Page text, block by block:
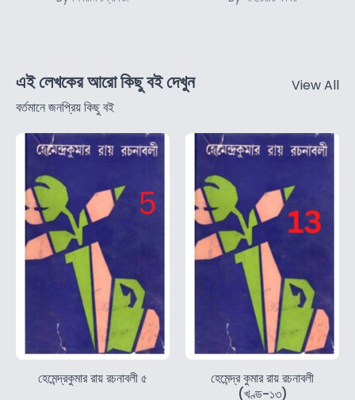
এই লেখকের আরো কিছু বই দেখুন
বর্তমানে জনপ্রিয় কিছু বই
View All
হেমেন্দ্রকুমার রায় রচনাবলী ৫
হেমেন্দ্র কুমার রায় রচনাবলী
(খণ্ড-১৩)